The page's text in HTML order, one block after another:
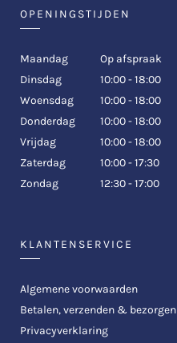
OPENINGSTIJDEN
Maandag
Op afspraak
Dinsdag
10:00 - 18:00
Woensdag
10:00 - 18:00
Donderdag
10:00 - 18:00
Vrijdag
10:00 - 18:00
Zaterdag
10:00 - 17:30
Zondag
12:30 - 17:00
KLANTENSERVICE
Algemene voorwaarden
Betalen, verzenden & bezorgen
Privacyverklaring